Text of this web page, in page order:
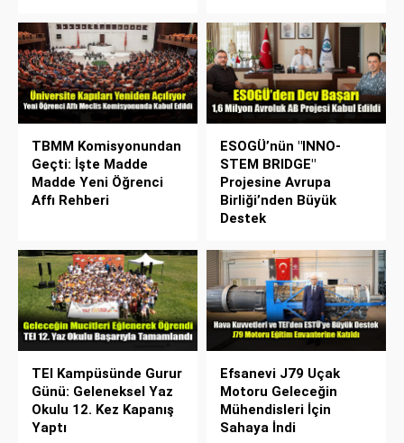
TBMM Komisyonundan
Geçti: İşte Madde
Madde Yeni Öğrenci
Affı Rehberi
ESOGÜ’nün "INNO-
STEM BRIDGE"
Projesine Avrupa
Birliği’nden Büyük
Destek
TEI Kampüsünde Gurur
Günü: Geleneksel Yaz
Okulu 12. Kez Kapanış
Yaptı
Efsanevi J79 Uçak
Motoru Geleceğin
Mühendisleri İçin
Sahaya İndi